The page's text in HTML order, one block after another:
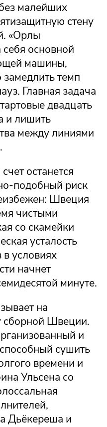
малейших
стену
«Орлы
основной
машины,
замедлить темп
Главная задача
двадцать
и лишить
между линиями
останется
подобный риск
Швеция
чистыми
со скамейки
усталость
в условиях
начнет
минуте.
на
сборной Швеции.
и
сушить
времени и
Ульсена со
Дьёкереша и